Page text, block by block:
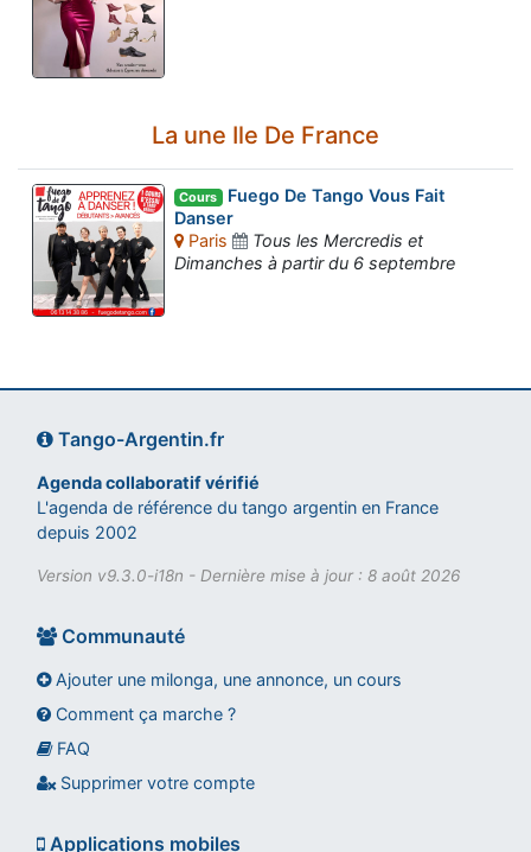
La une Ile De France
Cours Fuego De Tango Vous Fait
Danser
Paris
Tous les Mercredis et
Dimanches à partir du 6 septembre
Tango-Argentin.fr
Agenda collaboratif vérifié
L'agenda de référence du tango argentin en France
depuis 2002
Version v9.3.0-i18n - Dernière mise à jour : 8 août 2026
Communauté
Ajouter une milonga, une annonce, un cours
Comment ça marche ?
FAQ
Supprimer votre compte
Applications mobiles
Assistant tango-argentin.fr
Questions sur les milongas, cours et stages